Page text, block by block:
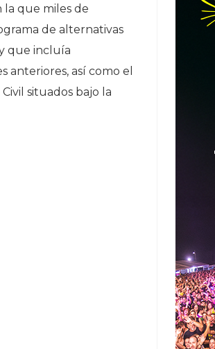
la que miles de
de alternativas
que incluía
anteriores, así como el
situados bajo la